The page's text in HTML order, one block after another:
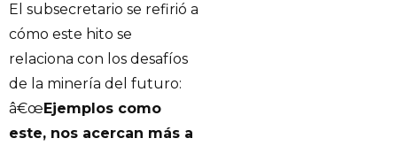
El subsecretario se refirió a
cómo este hito se
relaciona con los desafíos
de la minería del futuro:
â€œ Ejemplos como
este, nos acercan más a